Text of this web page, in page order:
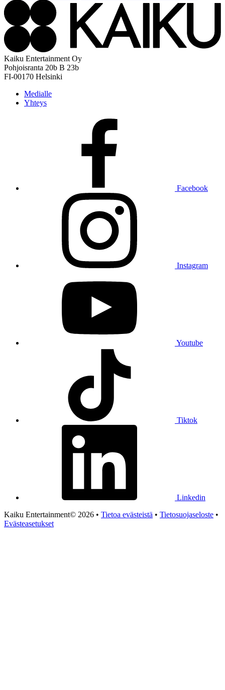
Kaiku Entertainment Oy
Pohjoisranta 20b B 23b
FI-00170 Helsinki
Medialle
Yhteys
Facebook
Instagram
Youtube
Tiktok
Linkedin
Kaiku Entertainment© 2026 • Tietoa evästeistä • Tietosuojaseloste •
Evästeasetukset